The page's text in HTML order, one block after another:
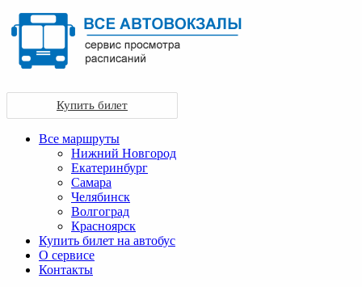
Купить билет
Все маршруты
Нижний Новгород
Екатеринбург
Самара
Челябинск
Волгоград
Красноярск
Купить билет на автобус
О сервисе
Контакты